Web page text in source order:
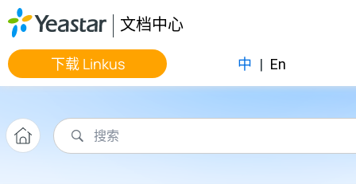
跳转到主要内容
文档中心
下载 Linkus 中 | En